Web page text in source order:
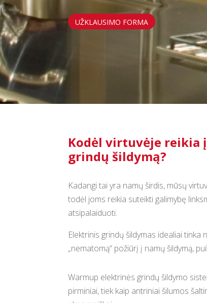
UŽKLAUSIMO FORMA
Kodėl virtuvėje
grindų šildymą?
Kadangi tai yra namų širdis, mūsų
todėl joms reikia suteikti galimybę
atsipalaiduoti.
Elektrinis grindų šildymas idealiai tinka
„nematomą“ požiūrį į namų šildymą,
Warmup elektrinės grindų šildymo
pirminiai, tiek kaip antriniai šilumos